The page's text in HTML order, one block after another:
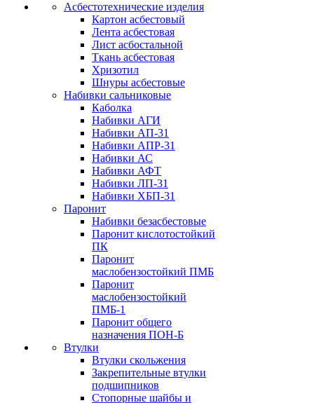
Асбестотехнические изделия
Картон асбестовый
Лента асбестовая
Лист асбостальной
Ткань асбестовая
Хризотил
Шнуры асбестовые
Набивки сальниковые
Каболка
Набивки АГИ
Набивки АП-31
Набивки АПР-31
Набивки АС
Набивки АФТ
Набивки ЛП-31
Набивки ХБП-31
Паронит
Набивки безасбестовые
Паронит кислотостойкий
ПК
Паронит
маслобензостойкий ПМБ
Паронит
маслобензостойкий
ПМБ-1
Паронит общего
назначения ПОН-Б
Втулки
Втулки скольжения
Закрепительные втулки
подшипников
Стопорные шайбы и